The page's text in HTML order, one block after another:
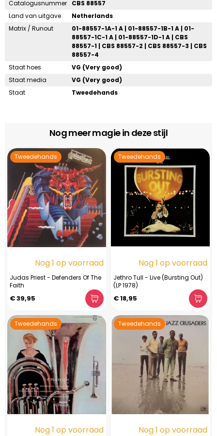
Catalogusnummer
CBS 88557
Land van uitgave
Netherlands
Matrix / Runout
01-88557-1A-1 A | 01-88557-1B-1 A | 01-
88557-1C-1 A | 01-88557-1D-1 A | CBS
88557-1 | CBS 88557-2 | CBS 88557-3 | CBS
88557-4
Staat hoes
VG (Very good)
Staat media
VG (Very good)
Staat
Tweedehands
Nog meer magie in deze stijl
Tweedehands
Nog 1 op voorraad
Judas Priest - Defenders Of The
Faith
€ 39,95
Tweedehands
Nog 1 op voorraad
Jethro Tull - Live (Bursting Out)
(LP 1978)
€ 18,95
Tweedehands
Nog 1 op voorraad
Tweedehands
Nog 1 op voorraad